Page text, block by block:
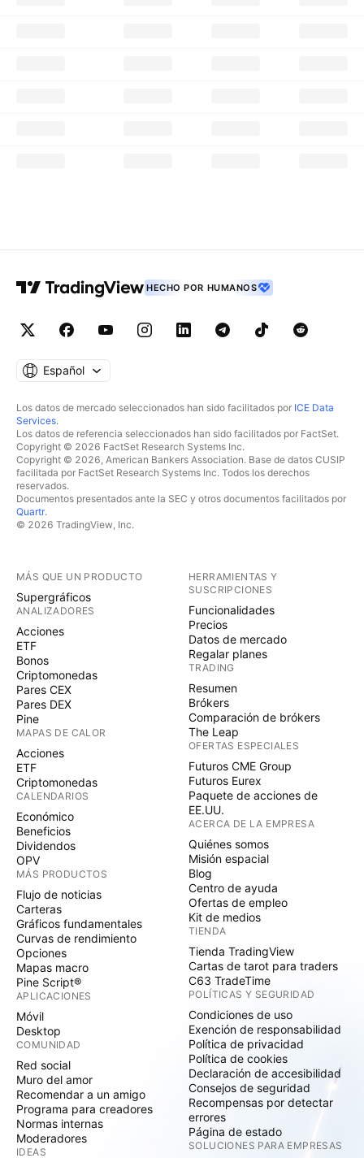
HECHO POR HUMANOS
Español
Los datos de mercado seleccionados han sido facilitados por ICE Data
Services.
Los datos de referencia seleccionados han sido facilitados por FactSet.
Copyright © 2026 FactSet Research Systems Inc.
Copyright © 2026, American Bankers Association. Base de datos CUSIP
facilitada por FactSet Research Systems Inc. Todos los derechos
reservados.
Documentos presentados ante la SEC y otros documentos facilitados por
Quartr.
© 2026 TradingView, Inc.
MÁS QUE UN PRODUCTO
Supergráficos
ANALIZADORES
Acciones
ETF
Bonos
Criptomonedas
Pares CEX
Pares DEX
Pine
MAPAS DE CALOR
Acciones
ETF
Criptomonedas
CALENDARIOS
Económico
Beneficios
Dividendos
OPV
MÁS PRODUCTOS
Flujo de noticias
Carteras
Gráficos fundamentales
Curvas de rendimiento
Opciones
Mapas macro
Pine Script®
APLICACIONES
Móvil
Desktop
COMUNIDAD
Red social
Muro del amor
Recomendar a un amigo
Programa para creadores
Normas internas
Moderadores
IDEAS
HERRAMIENTAS Y
SUSCRIPCIONES
Funcionalidades
Precios
Datos de mercado
Regalar planes
TRADING
Resumen
Brókers
Comparación de brókers
The Leap
OFERTAS ESPECIALES
Futuros CME Group
Futuros Eurex
Paquete de acciones de
EE.UU.
ACERCA DE LA EMPRESA
Quiénes somos
Misión espacial
Blog
Centro de ayuda
Ofertas de empleo
Kit de medios
TIENDA
Tienda TradingView
Cartas de tarot para traders
C63 TradeTime
POLÍTICAS Y SEGURIDAD
Condiciones de uso
Exención de responsabilidad
Política de privacidad
Política de cookies
Declaración de accesibilidad
Consejos de seguridad
Recompensas por detectar
errores
Página de estado
SOLUCIONES PARA EMPRESAS